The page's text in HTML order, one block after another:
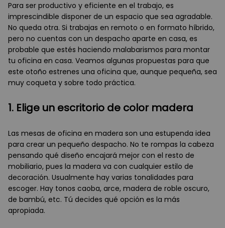
Para ser productivo y eficiente en el trabajo, es
imprescindible disponer de un espacio que sea agradable.
No queda otra. Si trabajas en remoto o en formato híbrido,
pero no cuentas con un despacho aparte en casa, es
probable que estés haciendo malabarismos para montar
tu oficina en casa. Veamos algunas propuestas para que
este otoño estrenes una oficina que, aunque pequeña, sea
muy coqueta y sobre todo práctica.
1. Elige un escritorio de color madera
Las mesas de oficina en madera son una estupenda idea
para crear un pequeño despacho. No te rompas la cabeza
pensando qué diseño encajará mejor con el resto de
mobiliario, pues la madera va con cualquier estilo de
decoración. Usualmente hay varias tonalidades para
escoger. Hay tonos caoba, arce, madera de roble oscuro,
de bambú, etc. Tú decides qué opción es la más
apropiada.